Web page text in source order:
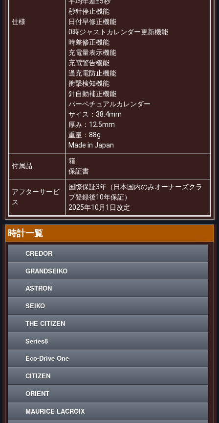
仕様
秒針停止機能
日付早修正機能
0時ジャストカレンダー更新機能
時差修正機能
充電量表示機能
充電警告機能
過充電防止機能
衝撃検知機能
針自動補正機能
パーペチュアルカレンダー
サイス：38.4mm
厚み：12.5mm
重量：88g
Made in Japan
付属品
箱
保証書
アフターサービ
ス
国際保証3年（日本国内のみオーナーズクラ
ブ登録後10年保証）
2025年10月1日改定
時計一覧
CREDOR
GRANDSEIKO
ASTRON
SEIKO
THE CITIZEN
Series8
Eco-Drive One
CITIZEN
ORIENT
MAURICE LACROIX